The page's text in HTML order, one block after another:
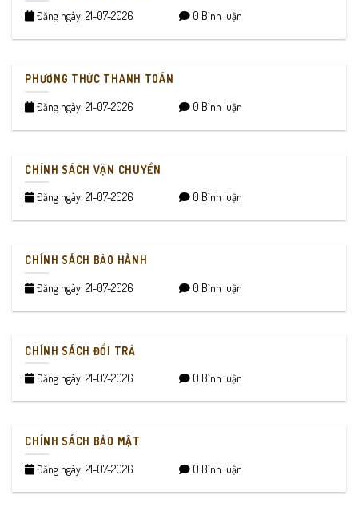
Đăng ngày: 21-07-2026 0 Bình luận
PHƯƠNG THỨC THANH TOÁN
Đăng ngày: 21-07-2026 0 Bình luận
CHÍNH SÁCH VẬN CHUYỂN
Đăng ngày: 21-07-2026 0 Bình luận
CHÍNH SÁCH BẢO HÀNH
Đăng ngày: 21-07-2026 0 Bình luận
CHÍNH SÁCH ĐỔI TRẢ
Đăng ngày: 21-07-2026 0 Bình luận
CHÍNH SÁCH BẢO MẬT
Đăng ngày: 21-07-2026 0 Bình luận